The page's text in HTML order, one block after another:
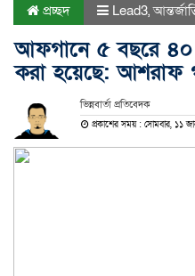
প্রচ্ছদ Lead3,
আফগানে ৫ বছরে ৪০
করা হয়েছে: আশরাফ
ভিন্নবার্তা প্রতিবেদক
প্রকাশের সময় : সোমবার, ১১